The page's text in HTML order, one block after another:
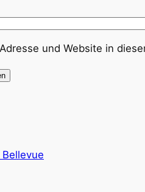
und Website in
Bellevue